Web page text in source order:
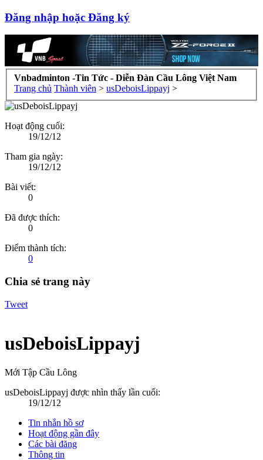
Đăng nhập hoặc Đăng ký
Vnbadminton -Tin Tức - Diễn Đàn Cầu Lông Việt Nam
Trang chủ Thành viên > usDeboisLippayj >
Hoạt động cuối:
19/12/12
Tham gia ngày:
19/12/12
Bài viết:
0
Đã được thích:
0
Điểm thành tích:
0
Chia sẻ trang này
Tweet
usDeboisLippayj
Mới Tập Cầu Lông
usDeboisLippayj được nhìn thấy lần cuối:
19/12/12
Tin nhắn hồ sơ
Hoạt động gần đây
Các bài đăng
Thông tin